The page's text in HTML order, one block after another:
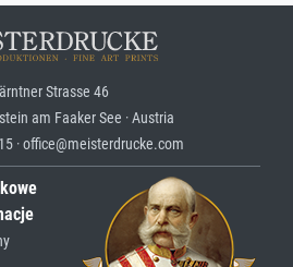
Strasse 46
am Faaker See · Austria
· office@meisterdrucke.com